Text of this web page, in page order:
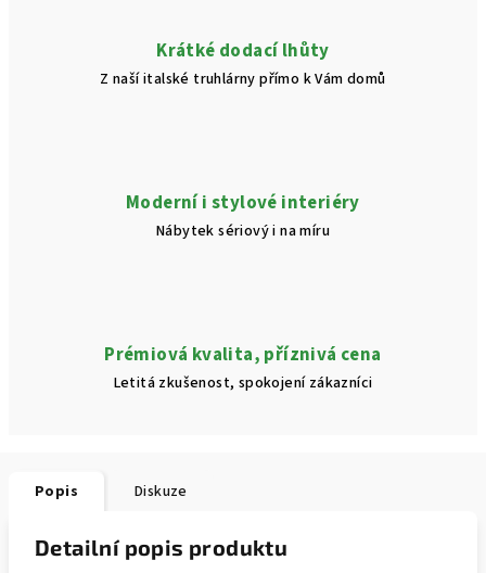
Krátké dodací lhůty
Z naší italské truhlárny přímo k Vám domů
Moderní i stylové interiéry
Nábytek sériový i na míru
Prémiová kvalita, příznivá cena
Letitá zkušenost, spokojení zákazníci
Popis Diskuze
Detailní popis produktu